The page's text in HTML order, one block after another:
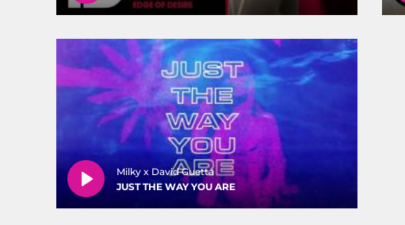
Milky x David Guetta
JUST THE WAY YOU ARE